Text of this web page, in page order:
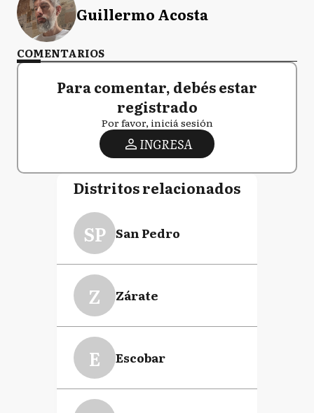
Guillermo Acosta
COMENTARIOS
Para comentar, debés estar
registrado
Por favor, iniciá sesión
INGRESA
Distritos relacionados
SP San Pedro
Z Zárate
E Escobar